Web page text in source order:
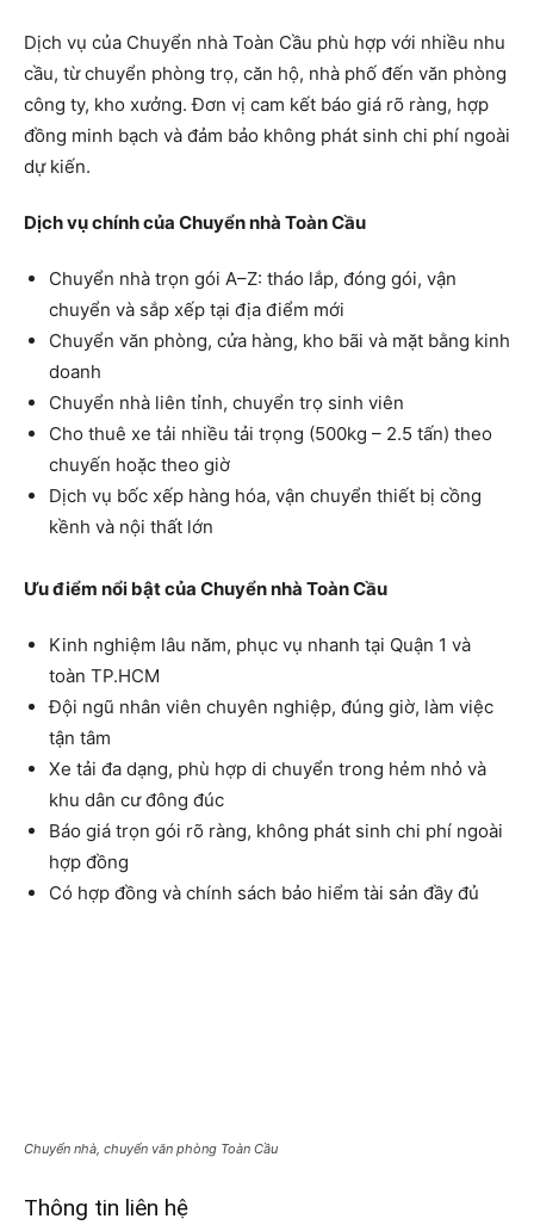
Dịch vụ của Chuyển nhà Toàn Cầu phù hợp với nhiều nhu
cầu, từ chuyển phòng trọ, căn hộ, nhà phố đến văn phòng
công ty, kho xưởng. Đơn vị cam kết báo giá rõ ràng, hợp
đồng minh bạch và đảm bảo không phát sinh chi phí ngoài
dự kiến.
Dịch vụ chính của Chuyển nhà Toàn Cầu
Chuyển nhà trọn gói A–Z: tháo lắp, đóng gói, vận
chuyển và sắp xếp tại địa điểm mới
Chuyển văn phòng, cửa hàng, kho bãi và mặt bằng kinh
doanh
Chuyển nhà liên tỉnh, chuyển trọ sinh viên
Cho thuê xe tải nhiều tải trọng (500kg – 2.5 tấn) theo
chuyến hoặc theo giờ
Dịch vụ bốc xếp hàng hóa, vận chuyển thiết bị cồng
kềnh và nội thất lớn
Ưu điểm nổi bật của Chuyển nhà Toàn Cầu
Kinh nghiệm lâu năm, phục vụ nhanh tại Quận 1 và
toàn TP.HCM
Đội ngũ nhân viên chuyên nghiệp, đúng giờ, làm việc
tận tâm
Xe tải đa dạng, phù hợp di chuyển trong hẻm nhỏ và
khu dân cư đông đúc
Báo giá trọn gói rõ ràng, không phát sinh chi phí ngoài
hợp đồng
Có hợp đồng và chính sách bảo hiểm tài sản đầy đủ
Chuyển nhà, chuyển văn phòng Toàn Cầu
Thông tin liên hệ